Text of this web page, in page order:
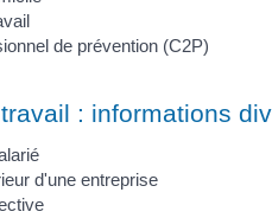
de prévention (C2P)
: informations
d'une entreprise